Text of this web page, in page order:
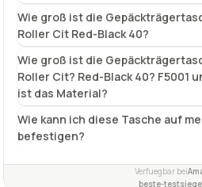
Wie groß ist die
Roller Cit Red-Black 40?
Wie groß ist die
Roller Cit? Red-Black 40? F5001
ist das Material?
Wie kann ich diese Tasche auf
befestigen?
Verfuegbar bei
beste-